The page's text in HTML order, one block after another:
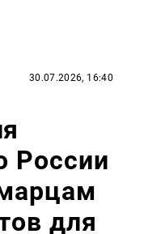
30.07.2026, 16:40
России
для